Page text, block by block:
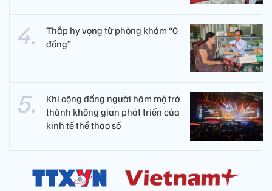
Thắp hy vọng từ phòng khám “0
đồng”
Khi cộng đồng người hâm mộ trở
thành không gian phát triển của
kinh tế thể thao số